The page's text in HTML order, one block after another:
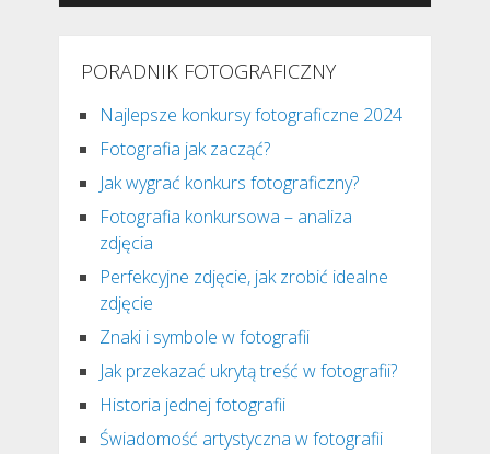
PORADNIK FOTOGRAFICZNY
Najlepsze konkursy fotograficzne 2024
Fotografia jak zacząć?
Jak wygrać konkurs fotograficzny?
Fotografia konkursowa – analiza
zdjęcia
Perfekcyjne zdjęcie, jak zrobić idealne
zdjęcie
Znaki i symbole w fotografii
Jak przekazać ukrytą treść w fotografii?
Historia jednej fotografii
Świadomość artystyczna w fotografii